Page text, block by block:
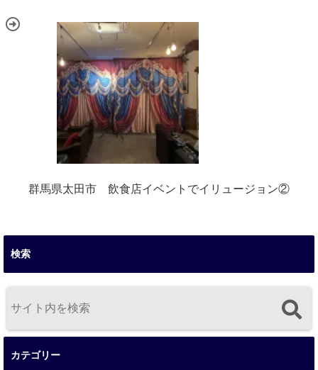
群馬県太田市 飲食店イベントでイリュージョン②
検索
カテゴリー